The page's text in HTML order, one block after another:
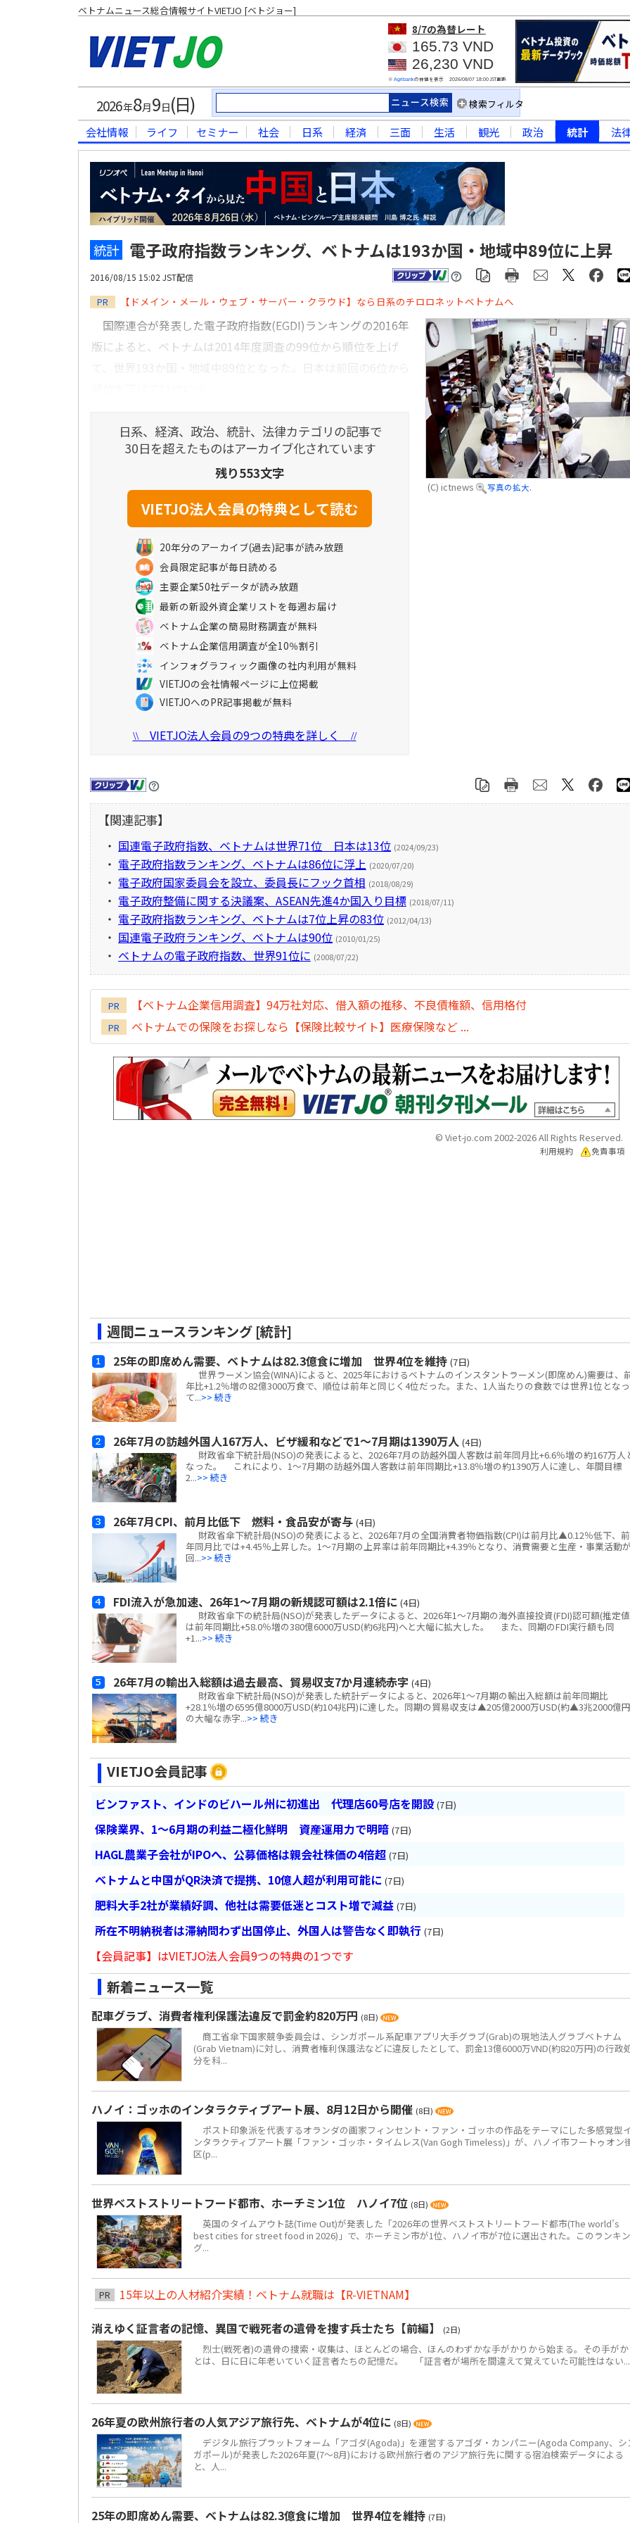
ベトナムニュース総合情報サイトVIETJO [ベトジョー]
8/7の為替レート
165.73 VND
26,230 VND
※ Agribankの仲値を表示 2026/08/07 18:00JST更新
2026年8月9 日(日) 検索フィルタ
会社情報 ライフ セミナー 社会 日系 経済 三面 生活 観光 政治 統計 法
統計 電子政府指数ランキング、ベトナムは193か国・地域中89位に上昇
2016/08/15 15:02 JST配信
PR 【ドメイン・メール・ウェブ・サーバー・クラウド】なら日系のチロロネットベトナムへ
(C) ictnews 写真の拡大.
国際連合が発表した電子政府指数(EGDI)ランキングの2016年
版によると、ベトナムは2014年度調査の99位から順位を上げ
日系、経済、政治、統計、法律カテゴリの記事で
30日を超えたものはアーカイブ化されています
残り553文字
20年分のアーカイブ(過去)記事が読み放題
会員限定記事が毎日読める
主要企業50社データが読み放題
最新の新設外資企業リストを毎週お届け
ベトナム企業の簡易財務調査が無料
ベトナム企業信用調査が全10％割引
インフォグラフィック画像の社内利用が無料
VIETJOの会社情報ページに上位掲載
VIETJOへのPR記事掲載が無料
\\VIETJO法人会員の9つの特典を詳しく //
【関連記事】
・ 国連電子政府指数、ベトナムは世界71位 日本は13位 (2024/09/23)
・ 電子政府指数ランキング、ベトナムは86位に浮上 (2020/07/20)
・ 電子政府国家委員会を設立、委員長にフック首相 (2018/08/29)
・ 電子政府整備に関する決議案、ASEAN先進4か国入り目標 (2018/07/11)
・ 電子政府指数ランキング、ベトナムは7位上昇の83位 (2012/04/13)
・ 国連電子政府ランキング、ベトナムは90位 (2010/01/25)
・ ベトナムの電子政府指数、世界91位に (2008/07/22)
PR 【ベトナム企業信用調査】94万社対応、借入額の推移、不良債権額、信用格付
PR ベトナムでの保険をお探しなら【保険比較サイト】医療保険など ...
© Viet-jo.com 2002-2026 All Rights Reserved.
利用規約 免責事項
週間ニュースランキング [統計]
25年の即席めん需要、ベトナムは82.3億食に増加 世界4位を維持 (7日)
世界ラーメン協会(WINA)によると、2025年におけるベトナムのインスタントラーメン(即席めん)需要は、
年比+1.2％増の82億3000万食で、順位は前年と同じく4位だった。また、1人当たりの食数では世界1位となっ
て...>> 続き
26年7月の訪越外国人167万人、ビザ緩和などで1～7月期は1390万人 (4日)
財政省傘下統計局(NSO)の発表によると、2026年7月の訪越外国人客数は前年同月比+6.6％増の約167万人
なった。 これにより、1～7月期の訪越外国人客数は前年同期比+13.8％増の約1390万人に達し、年間目標
2...>> 続き
26年7月CPI、前月比低下 燃料・食品安が寄与 (4日)
財政省傘下統計局(NSO)の発表によると、2026年7月の全国消費者物価指数(CPI)は前月比▲0.12％低下、前
年同月比では+4.45％上昇した。1～7月期の上昇率は前年同期比+4.39％となり、消費需要と生産・事業活動
回...>> 続き
FDI流入が急加速、26年1～7月期の新規認可額は2.1倍に (4日)
財政省傘下の統計局(NSO)が発表したデータによると、2026年1～7月期の海外直接投資(FDI)認可額(推定
は前年同期比+58.0％増の380億6000万USD(約6兆円)へと大幅に拡大した。 また、同期のFDI実行額も同
+1...>> 続き
26年7月の輸出入総額は過去最高、貿易収支7か月連続赤字 (4日)
財政省傘下統計局(NSO)が発表した統計データによると、2026年1～7月期の輸出入総額は前年同期比
+28.1％増の6595億8000万USD(約104兆円)に達した。同期の貿易収支は▲205億2000万USD(約▲3兆2000億
の大幅な赤字...>> 続き
VIETJO会員記事
ビンファスト、インドのビハール州に初進出 代理店60号店を開設 (7日)
保険業界、1～6月期の利益二極化鮮明 資産運用力で明暗 (7日)
HAGL農業子会社がIPOへ、公募価格は親会社株価の4倍超 (7日)
ベトナムと中国がQR決済で提携、10億人超が利用可能に (7日)
肥料大手2社が業績好調、他社は需要低迷とコスト増で減益 (7日)
所在不明納税者は滞納問わず出国停止、外国人は警告なく即執行 (7日)
【会員記事】はVIETJO法人会員9つの特典の1つです
新着ニュース一覧
配車グラブ、消費者権利保護法違反で罰金約820万円 (8日)
商工省傘下国家競争委員会は、シンガポール系配車アプリ大手グラブ(Grab)の現地法人グラブベトナム
(Grab Vietnam)に対し、消費者権利保護法などに違反したとして、罰金13億6000万VND(約820万円)の行政
分を科...
ハノイ：ゴッホのインタラクティブアート展、8月12日から開催 (8日)
ポスト印象派を代表するオランダの画家フィンセント・ファン・ゴッホの作品をテーマにした多感覚型
ンタラクティブアート展「ファン・ゴッホ・タイムレス(Van Gogh Timeless)」が、ハノイ市フートゥオン
区(p...
世界ベストストリートフード都市、ホーチミン1位 ハノイ7位 (8日)
英国のタイムアウト誌(Time Out)が発表した「2026年の世界ベストストリートフード都市(The world’s
best cities for street food in 2026)」で、ホーチミン市が1位、ハノイ市が7位に選出された。このランキン
グ...
PR
15年以上の人材紹介実績！ベトナム就職は【R-VIETNAM】
消えゆく証言者の記憶、異国で戦死者の遺骨を捜す兵士たち【前編】
(2日)
烈士(戦死者)の遺骨の捜索・収集は、ほとんどの場合、ほんのわずかな手がかりから始まる。その手が
とは、日に日に年老いていく証言者たちの記憶だ。 「証言者が場所を間違えて覚えていた可能性はない...
26年夏の欧州旅行者の人気アジア旅行先、ベトナムが4位に (8日)
デジタル旅行プラットフォーム「アゴダ(Agoda)」を運営するアゴダ・カンパニー(Agoda Company、シ
ガポール)が発表した2026年夏(7～8月)における欧州旅行者のアジア旅行先に関する宿泊検索データによる
と、人...
25年の即席めん需要、ベトナムは82.3億食に増加 世界4位を維持 (7日)